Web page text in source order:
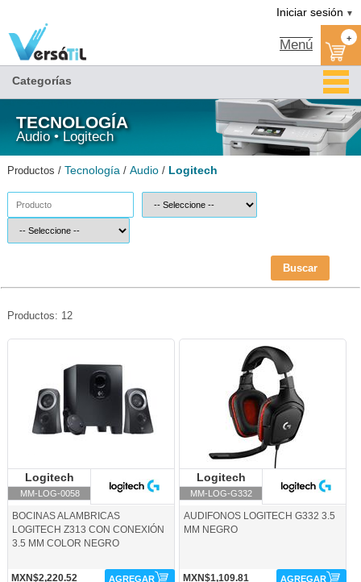
Iniciar sesión ▼
Menú +
Categorías
TECNOLOGÍA
Audio • Logitech
Productos / Tecnología / Audio / Logitech
Buscar
Productos: 12
Logitech
MM-LOG-0058
BOCINAS ALAMBRICAS
LOGITECH Z313 CON CONEXIÓN
3.5 MM COLOR NEGRO
MXN$2,220.52 AGREGAR
MM-LOG-G332-Logitech
Logitech
MM-LOG-G332
AUDIFONOS LOGITECH G332 3.5
MM NEGRO
MXN$1,109.81 AGREGAR